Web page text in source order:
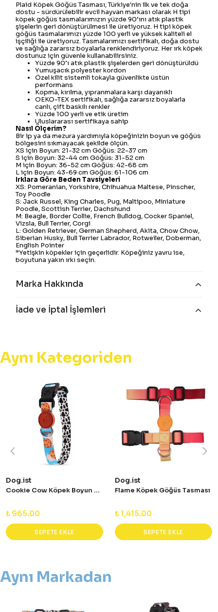
Plaid Köpek Göğüs Tasması, Türkiye'nin ilk ve tek doğa
dostu - sürdürülebilir evcil hayvan markası olarak H tipi
köpek göğüs tasmalarımızın yüzde 90’ını atık plastik
şişelerin geri dönüştürülmesi ile üretiyoruz. H tipi köpek
göğüs tasmalarımızı yüzde 100 yerli ve yüksek kaliteli el
işçiliği ile üretiyoruz. Tasmalarımızı sertifikalı, doğa dostu
ve sağlığa zararsız boyalarla renklendiriyoruz. Her ırk köpek
dostunuz için güvenle kullanabilirsiniz.
Yüzde 90’ı atık plastik şişelerden geri dönüştürüldü
Yumuşacık polyester kordon
Özel kilit sistemli tokayla güvenlikte üstün
performans
Kopma, kırılma, yıpranmalara karşı dayanıklı
OEKO-TEX sertifikalı, sağlığa zararsız boyalarla
canlı, çift baskılı renkler
Yüzde 100 yerli ve etik üretim
Uluslararası sertifikaya sahip
Nasıl Ölçerim?
Bir ip ya da mezura yardımıyla köpeğinizin boyun ve göğüs
bölgesini sıkmayacak şekilde ölçün.
XS için Boyun: 21-32 cm Göğüs: 22-37 cm
S için Boyun: 32-44 cm Göğüs: 31-52 cm
M için Boyun: 36-52 cm Göğüs: 42-68 cm
L için Boyun: 43-69 cm Göğüs: 61-106 cm
Irklara Göre Beden Tavsiyeleri
XS: Pomeranian, Yorkshire, Chihuahua Maltese, Pinscher,
Toy Poodle
S: Jack Russel, King Charles, Pug, Maltipoo, Miniature
Poodle, Scottish Terrier, Dachshund
M: Beagle, Border Collie, French Bulldog, Cocker Spaniel,
Vizsla, Bull Terrier, Corgi
L: Golden Retriever, German Shepherd, Akita, Chow Chow,
Siberian Husky, Bull Terrier Labrador, Rotweiler, Doberman,
English Pointer
*Yetişkin köpekler için geçerlidir. Köpeğiniz yavru ise,
boyutuna yakın ırkı seçin.
Marka Hakkında
İade ve İptal İşlemleri
Aynı Kategoriden
Dog.ist
Cookie Cow Köpek Boyun Tasması
₺ 965.00
SEPETE EKLE
Dog.ist
Flame Köpek Göğüs Tasması
₺ 1,415.00
SEPETE EKLE
Aynı Markadan